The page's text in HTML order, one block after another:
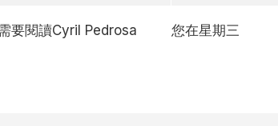
要閱讀Cyril Pedrosa 您在星期三